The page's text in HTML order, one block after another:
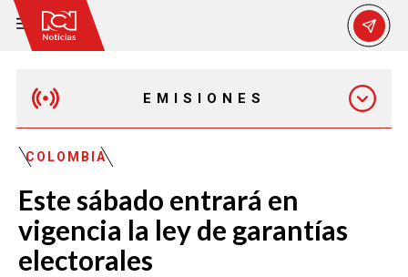
EMISIONES
EMISIÓN 7:00 PM
COLOMBIA
Este sábado entrará en
vigencia la ley de garantías
electorales